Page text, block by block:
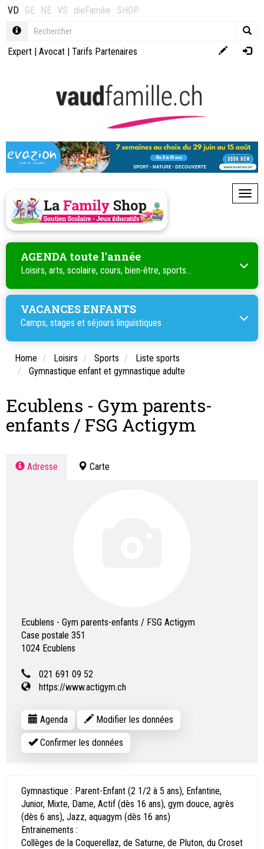
VD GE NE VS dieFamilie SHOP
Expert | Avocat | Tarifs Partenaires
AGENDA toute l'année
Loisirs, arts, scolaire, cours, bien-être, sports...
VACANCES ENFANTS
Camps, stages et séjours linguistiques
Home Loisirs Sports
Liste sports
Gymnastique enfant et gymnastique adulte
Ecublens - Gym parents-
enfants / FSG Actigym
Adresse Carte
Ecublens - Gym parents-enfants / FSG Actigym
Case postale 351
1024 Ecublens
021 691 09 52
https://www.actigym.ch
Agenda Modifier les données
Confirmer les données
Gymnastique : Parent-Enfant (2 1/2 à 5 ans), Enfantine,
Junior, Mixte, Dame, Actif (dès 16 ans), gym douce, agrès
(dès 6 ans), Jazz, aquagym (dès 16 ans)
Entrainements :
Collèges de la Coquerellaz, de Saturne, de Pluton, du Croset